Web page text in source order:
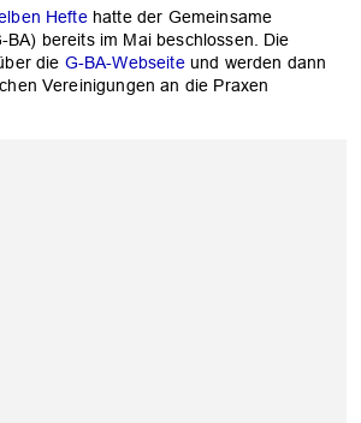
Heftehatte der Gemeinsame
BA) bereits im Mai beschlossen. Die
die G-BA-Webseiteund werden dann
Vereinigungen an die Praxen